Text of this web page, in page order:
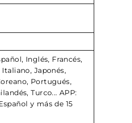
Inglés, Francés,
Japonés,
Portugués,
Turco... APP:
y más de 15